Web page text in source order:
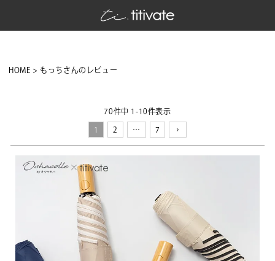
HOME もっちさんのレビュー
70件中 1 -10件表示
1 2 … 7